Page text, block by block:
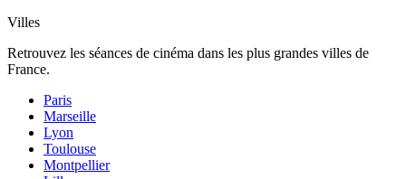
Villes
Retrouvez les séances de cinéma dans les plus grandes villes de
France.
Paris
Marseille
Lyon
Toulouse
Montpellier